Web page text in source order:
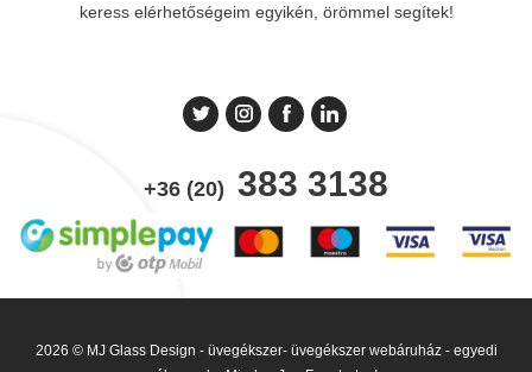
keress elérhetőségeim egyikén, örömmel segítek!
+36 (20) 383 3138
2026 © MJ Glass Design - üvegékszer- üvegékszer webáruház - egyedi